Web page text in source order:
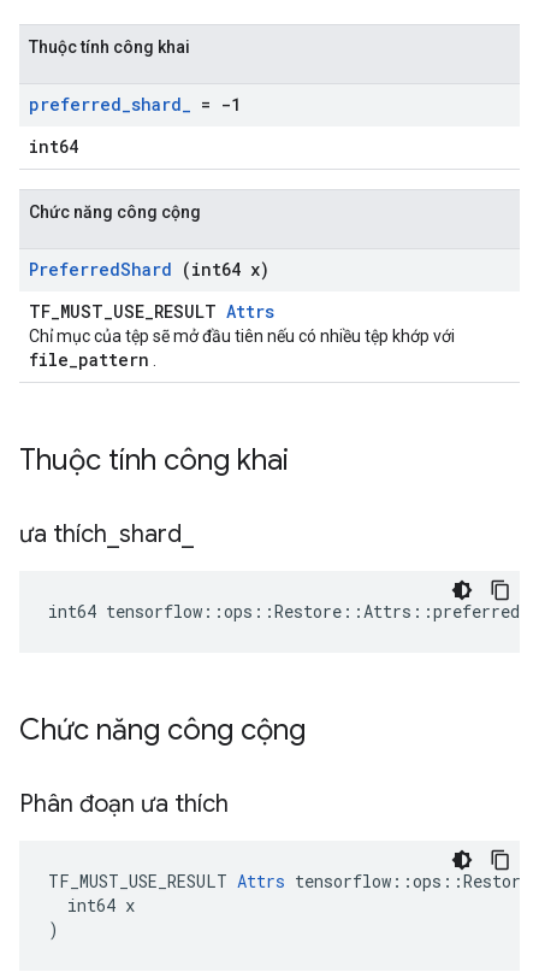
Thuộc tính công khai
preferred_shard_ = -1
int64
Chức năng công cộng
PreferredShard (int64 x)
TF_MUST_USE_RESULT Attrs
Chỉ mục của tệp sẽ mở đầu tiên nếu có nhiều tệp khớp với
file_pattern
Thuộc tính công khai
ưa thích shard
int64
Chức năng công cộng
Phân đoạn ưa thích
TF_MUST_USE_RESULT Attrs
  int64 x
)